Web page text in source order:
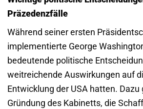
Präzedenzfälle
Während seiner ersten
implementierte George
bedeutende politische
weitreichende Auswirkungen auf
Entwicklung der USA hatten. Dazu
Gründung des Kabinetts, die